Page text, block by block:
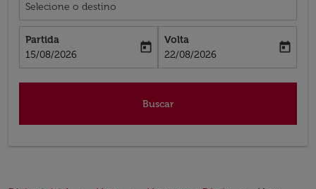
Selecione o destino
Partida
fc-booking-departure-date-aria-label
15/08/2026
today
Volta
fc-booking-return-date-aria-label
22/08/2026
today
Buscar